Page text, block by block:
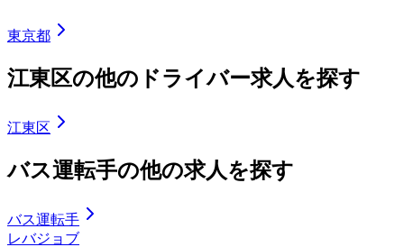
東京都
江東区の他のドライバー求人を探す
江東区
バス運転手の他の求人を探す
バス運転手
レバジョブ